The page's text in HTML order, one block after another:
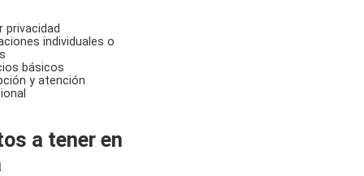
privacidad
individuales o
básicos
y atención
a tener en